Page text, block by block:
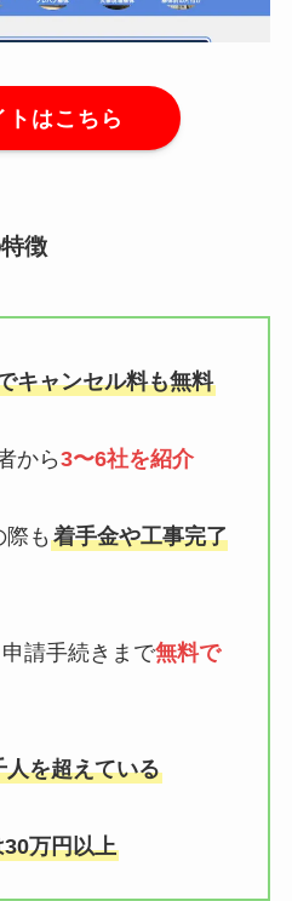
トはこちら
徴
キャンセル料も無料
から3〜6社を紹介
際も 着手金や工事完了
請手続きまで無料で
を超えている
万円以上